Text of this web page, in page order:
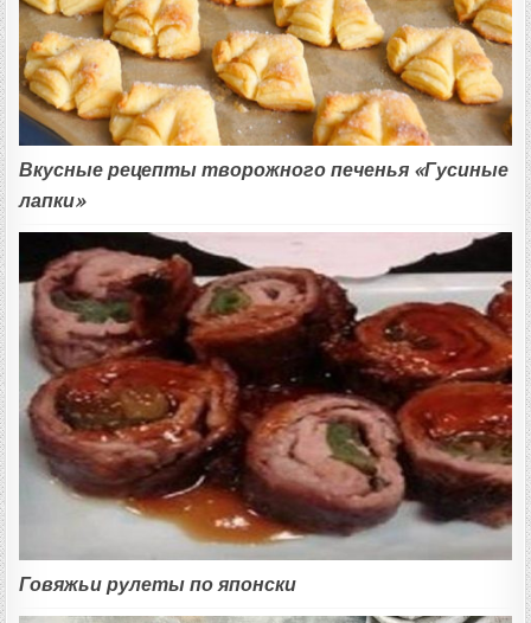
Вкусные рецепты творожного печенья «Гусиные
лапки»
Говяжьи рулеты по японски